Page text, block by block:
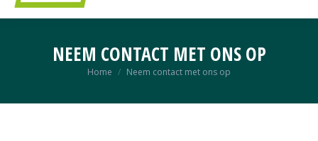
NEEM CONTACT MET ONS OP
Je bent hier:
Home Neem contact met ons op